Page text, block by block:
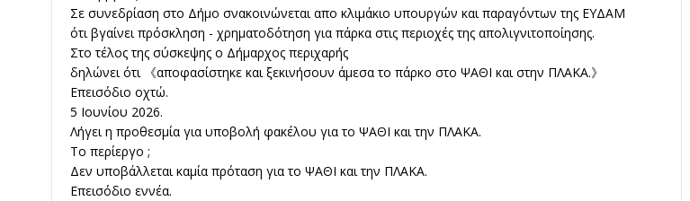
Σε συνεδρίαση στο Δήμο σνακοινώνεται απο κλιμάκιο υπουργών και παραγόντων της ΕΥΔΑΜ
ότι βγαίνει πρόσκληση - χρηματοδότηση για πάρκα στις περιοχές της απολιγνιτοποίησης.
Στο τέλος της σύσκεψης ο Δήμαρχος περιχαρής
δηλώνει ότι 《αποφασίστηκε και ξεκινήσουν άμεσα το πάρκο στο ΨΑΘΙ και στην ΠΛΑΚΑ.》
Επεισόδιο οχτώ.
5 Ιουνίου 2026.
Λήγει η προθεσμία για υποβολή φακέλου για το ΨΑΘΙ και την ΠΛΑΚΑ.
Το περίεργο ;
Δεν υποβάλλεται καμία πρόταση για το ΨΑΘΙ και την ΠΛΑΚΑ.
Επεισόδιο εννέα.